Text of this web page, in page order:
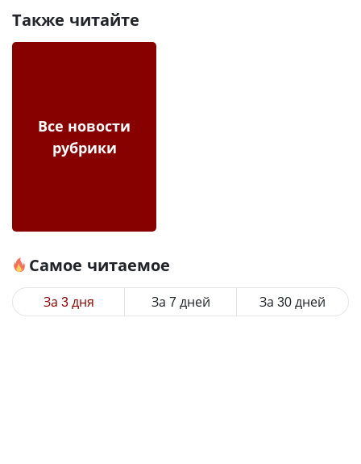
Также читайте
Все новости
рубрики
Самое читаемое
За 3 дня За 7 дней За 30 дней